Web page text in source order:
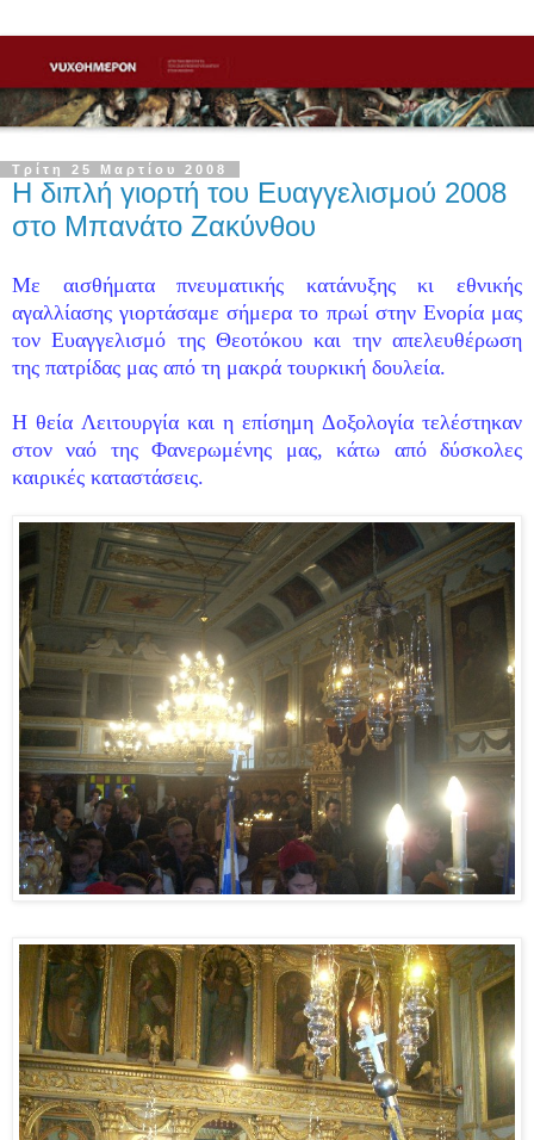
Τρίτη 25 Μαρτίου 2008
Η διπλή γιορτή του Ευαγγελισμού 2008
στο Μπανάτο Ζακύνθου
Με αισθήματα πνευματικής κατάνυξης κι εθνικής
αγαλλίασης γιορτάσαμε σήμερα το πρωί στην Ενορία μας
τον Ευαγγελισμό της Θεοτόκου και την απελευθέρωση
της πατρίδας μας από τη μακρά τουρκική δουλεία.
Η θεία Λειτουργία και η επίσημη Δοξολογία τελέστηκαν
στον ναό της Φανερωμένης μας, κάτω από δύσκολες
καιρικές καταστάσεις.